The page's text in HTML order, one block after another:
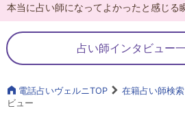
本当に占い師になってよかったと感じる
占い師インタビュー
電話占いヴェルニTOP 在籍占い師検索
ビュー